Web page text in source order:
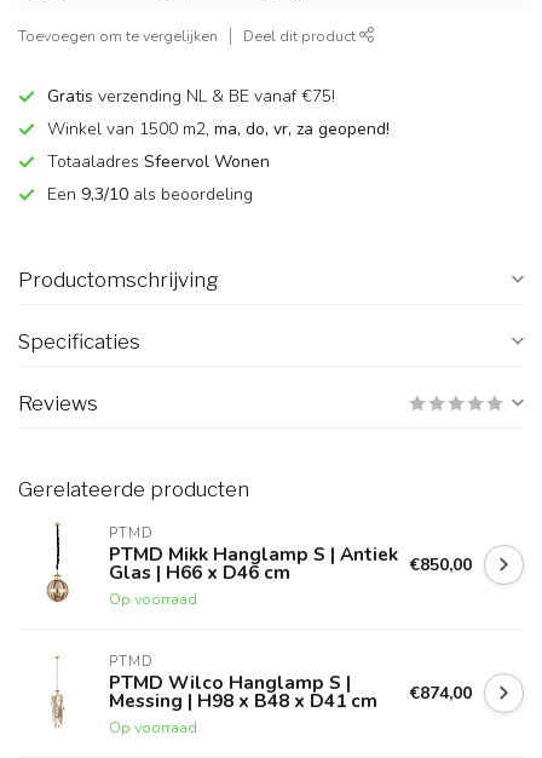
Toevoegen om te vergelijken Deel dit product
Gratis verzending NL & BE vanaf €75!
Winkel van 1500 m2, ma, do, vr, za geopend!
Totaaladres Sfeervol Wonen
Een 9,3/10 als beoordeling
Productomschrijving
Specificaties
Reviews
Gerelateerde producten
PTMD
PTMD Mikk Hanglamp S | Antiek
Glas | H66 x D46 cm
Op voorraad
€850,00
PTMD
PTMD Wilco Hanglamp S |
Messing | H98 x B48 x D41 cm
Op voorraad
€874,00